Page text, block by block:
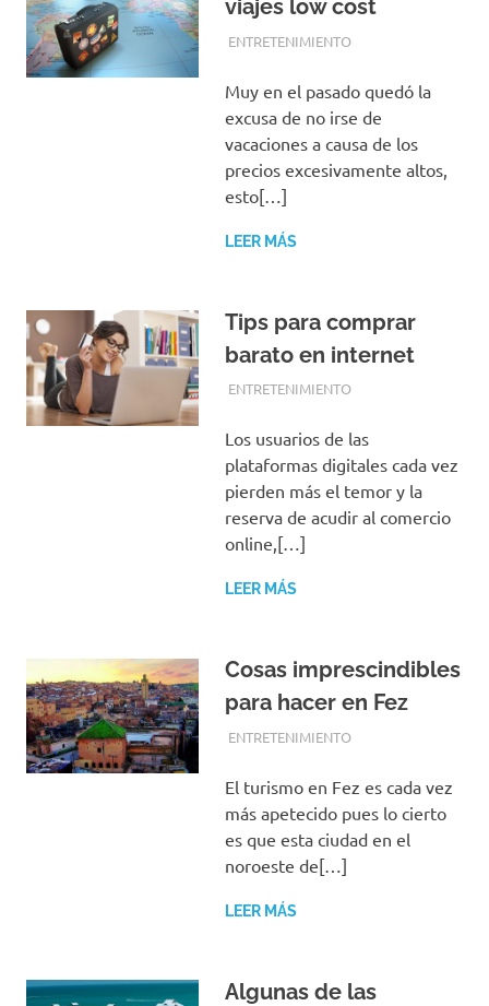
viajes low cost
FEBRERO 19, 2018
EQUIPO DE REDACCIÓN
ENTRETENIMIENTO
Muy en el pasado quedó la
excusa de no irse de
vacaciones a causa de los
precios excesivamente altos,
esto[…]
LEER MÁS
Tips para comprar
barato en internet
FEBRERO 14, 2018
EQUIPO DE REDACCIÓN
ENTRETENIMIENTO
Los usuarios de las
plataformas digitales cada vez
pierden más el temor y la
reserva de acudir al comercio
online,[…]
LEER MÁS
Cosas imprescindibles
para hacer en Fez
FEBRERO 5, 2018
EQUIPO DE REDACCIÓN
ENTRETENIMIENTO
El turismo en Fez es cada vez
más apetecido pues lo cierto
es que esta ciudad en el
noroeste de[…]
LEER MÁS
Algunas de las